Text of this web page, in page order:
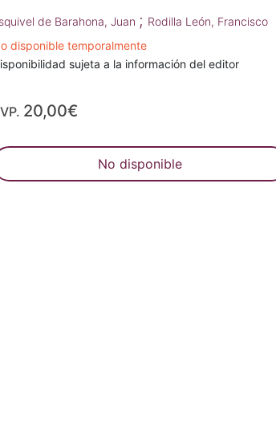
de Barahona, Juan ; Rodilla León, Francisco
disponible temporalmente
sujeta a la información del editor
20,00€
No disponible